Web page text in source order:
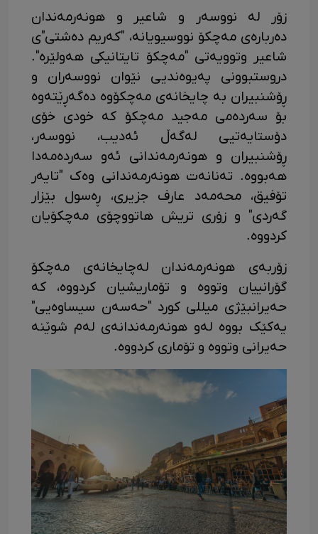
زۆر لە نووسەر و شاعیر و هونەرمەندان
دەربارەی مەچکۆ نووسیویانە، "کەریم دەشتی"ی
شاعیر وتوویەتی "مەچکۆ تایتانیکی هەولێرە".
دروستبوونی پەیوەندیی نێوان نووسەران و
ڕۆشنبیران بە چایخانەی مەچکۆوە دەگەڕێتەوە
بۆ سەردەمی مەجید مەچکۆ کە خودی خۆی
دۆستایەتیی لەگەڵ ئەدیب، نووسەر،
ڕۆشنبیران و هونەرمەندانی ئەو سەردەمەدا
هەبووە. تەنانەت هونەرمەندانی وەک "تایەر
تۆفیق، محەمەد عارف جزیری، ڕەسول بێزار
گەردی" و زۆری تریش هاتووچۆی مەچکۆیان
کردووە.
زۆربەی هونەرمەندان لەچایخانەی مەچکۆ
گۆرانییان وتووە و تۆماریشیان کردووە، کە
حەیرانبێژی میللی کورد "حەسەن سیساوەیی"
یەکێک بووە لەو هونەرمەندانەی لەم شوێنە
حەیرانی وتووە و تۆماری کردووە.